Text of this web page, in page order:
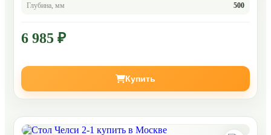
Глубина, мм 500
6 985 ₽
Купить